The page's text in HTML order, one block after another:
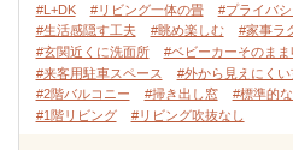
#L+DK #リビング一体の畳 #プライバ
#生活感隠す工夫
#眺め楽しむ #家事ラ
#玄関近くに洗面所
#ベビーカーそのまま
#来客用駐車スペース
#外から見えにくい
#2階バルコニー
#掃き出し窓 #標準的
#1階リビング
#リビング吹抜なし